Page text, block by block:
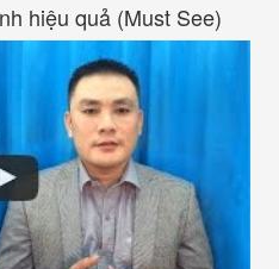
hiệu quả (Must See)